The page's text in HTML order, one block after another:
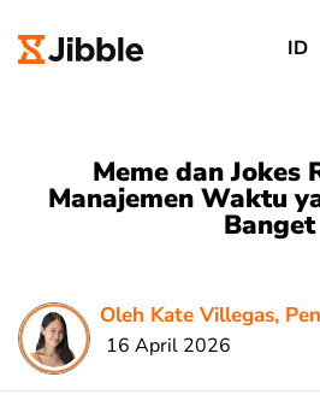
ID
Meme dan Jokes
Manajemen Waktu
Banget
Oleh Kate Villegas,
16 April 2026